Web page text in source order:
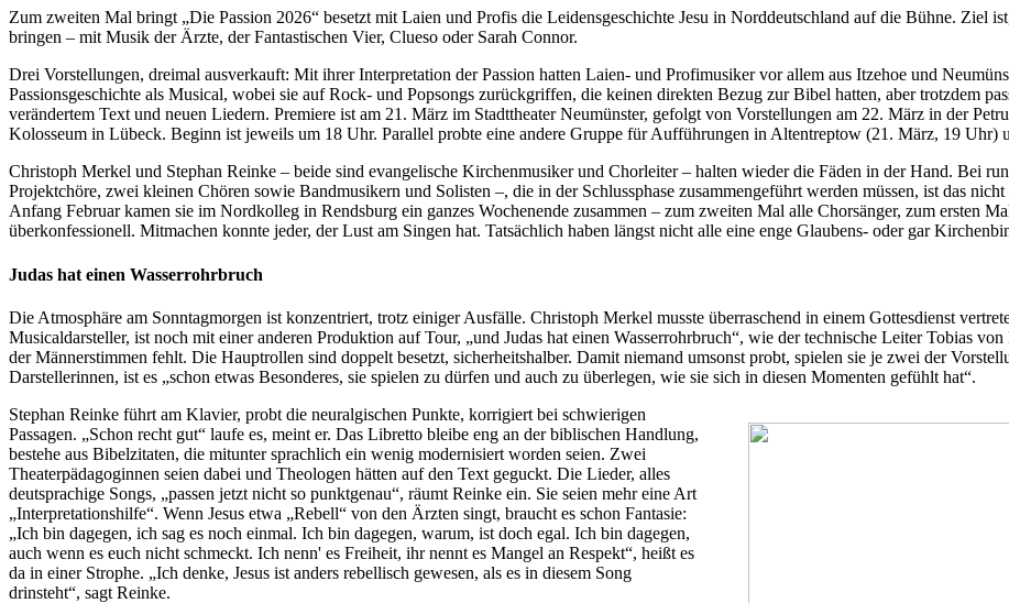
Zum zweiten Mal bringt „Die Passion 2026“ besetzt mit Laien und Profis die Leidensgeschichte Jesu in Norddeutschland auf die Bühne. Ziel
bringen – mit Musik der Ärzte, der Fantastischen Vier, Clueso oder Sarah Connor.
Drei Vorstellungen, dreimal ausverkauft: Mit ihrer Interpretation der Passion hatten Laien- und Profimusiker vor allem aus Itzehoe und
Passionsgeschichte als Musical, wobei sie auf Rock- und Popsongs zurückgriffen, die keinen direkten Bezug zur Bibel hatten, aber trotzdem
verändertem Text und neuen Liedern. Premiere ist am 21. März im Stadttheater Neumünster, gefolgt von Vorstellungen am 22. März in der
Kolosseum in Lübeck. Beginn ist jeweils um 18 Uhr. Parallel probte eine andere Gruppe für Aufführungen in Altentreptow (21. März, 19 Uhr)
Christoph Merkel und Stephan Reinke – beide sind evangelische Kirchenmusiker und Chorleiter – halten wieder die Fäden in der Hand. Bei
Projektchöre, zwei kleinen Chören sowie Bandmusikern und Solisten –, die in der Schlussphase zusammengeführt werden müssen, ist das
Anfang Februar kamen sie im Nordkolleg in Rendsburg ein ganzes Wochenende zusammen – zum zweiten Mal alle Chorsänger, zum ersten
überkonfessionell. Mitmachen konnte jeder, der Lust am Singen hat. Tatsächlich haben längst nicht alle eine enge Glaubens- oder gar
Judas hat einen Wasserrohrbruch
Die Atmosphäre am Sonntagmorgen ist konzentriert, trotz einiger Ausfälle. Christoph Merkel musste überraschend in einem Gottesdienst
Musicaldarsteller, ist noch mit einer anderen Produktion auf Tour, „und Judas hat einen Wasserrohrbruch“, wie der technische Leiter Tobias
der Männerstimmen fehlt. Die Hauptrollen sind doppelt besetzt, sicherheitshalber. Damit niemand umsonst probt, spielen sie je zwei der
Darstellerinnen, ist es „schon etwas Besonderes, sie spielen zu dürfen und auch zu überlegen, wie sie sich in diesen Momenten gefühlt hat“.
Stephan Reinke führt am Klavier, probt die neuralgischen Punkte, korrigiert bei schwierigen
Passagen. „Schon recht gut“ laufe es, meint er. Das Libretto bleibe eng an der biblischen Handlung,
bestehe aus Bibelzitaten, die mitunter sprachlich ein wenig modernisiert worden seien. Zwei
Theaterpädagoginnen seien dabei und Theologen hätten auf den Text geguckt. Die Lieder, alles
deutsprachige Songs, „passen jetzt nicht so punktgenau“, räumt Reinke ein. Sie seien mehr eine Art
„Interpretationshilfe“. Wenn Jesus etwa „Rebell“ von den Ärzten singt, braucht es schon Fantasie:
„Ich bin dagegen, ich sag es noch einmal. Ich bin dagegen, warum, ist doch egal. Ich bin dagegen,
auch wenn es euch nicht schmeckt. Ich nenn' es Freiheit, ihr nennt es Mangel an Respekt“, heißt es
da in einer Strophe. „Ich denke, Jesus ist anders rebellisch gewesen, als es in diesem Song
drinsteht“, sagt Reinke.